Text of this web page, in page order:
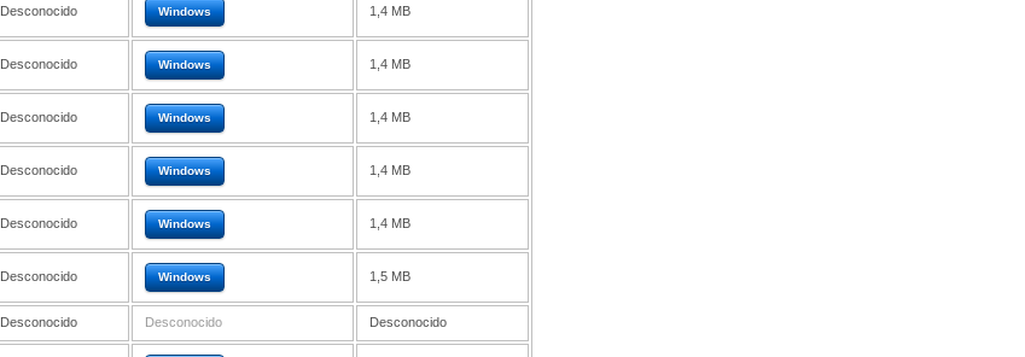
Desconocido Windows 1,4 MB
Desconocido Windows 1,4 MB
Desconocido Windows 1,4 MB
Desconocido Windows 1,4 MB
Desconocido Windows 1,4 MB
Desconocido Windows 1,5 MB
Desconocido Desconocido Desconocido